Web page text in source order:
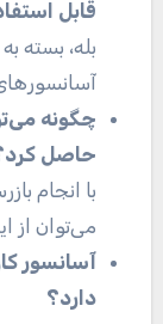
قابل
بله، بسته
چگونه
حاصل
با انجام
می‌توان از
آسانسور
دارد؟